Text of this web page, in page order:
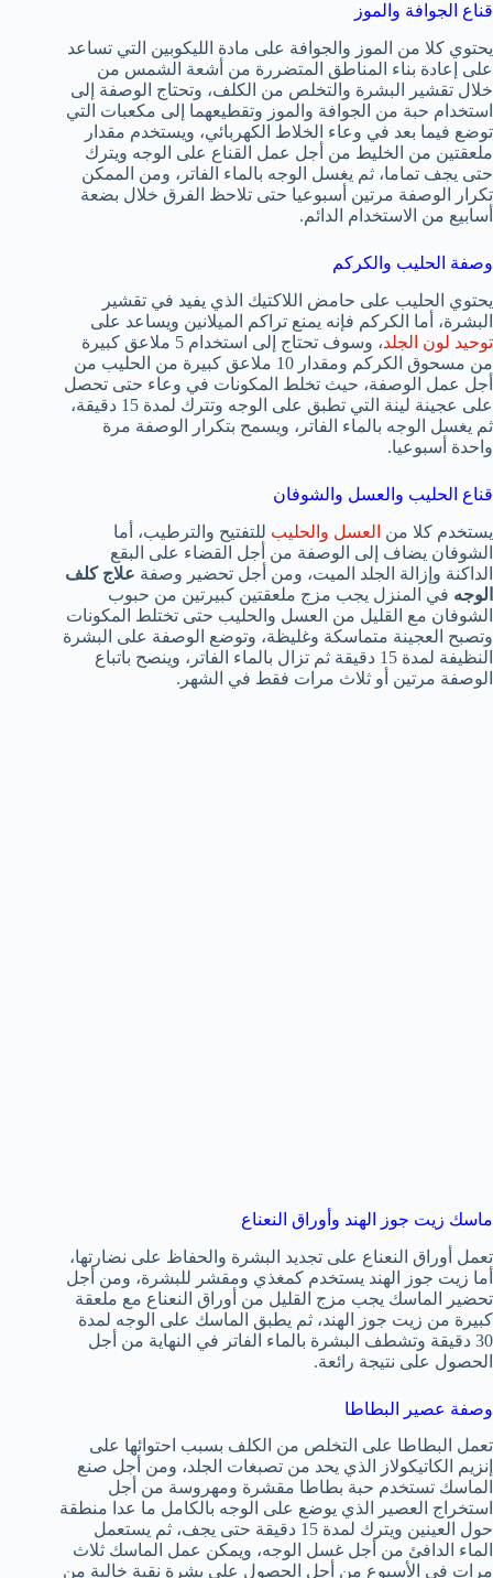
قناع الجوافة والموز
يحتوي كلا من الموز والجوافة على مادة الليكوبين التي تساعد
على إعادة بناء المناطق المتضررة من أشعة الشمس من
خلال تقشير البشرة والتخلص من الكلف، وتحتاج الوصفة إلى
استخدام حبة من الجوافة والموز وتقطيعهما إلى مكعبات التي
توضع فيما بعد في وعاء الخلاط الكهربائي، ويستخدم مقدار
ملعقتين من الخليط من أجل عمل القناع على الوجه ويترك
حتى يجف تماما، ثم يغسل الوجه بالماء الفاتر، ومن الممكن
تكرار الوصفة مرتين أسبوعيا حتى تلاحظ الفرق خلال بضعة
أسابيع من الاستخدام الدائم.
وصفة الحليب والكركم
يحتوي الحليب على حامض اللاكتيك الذي يفيد في تقشير
البشرة، أما الكركم فإنه يمنع تراكم الميلانين ويساعد على
توحيد لون الجلد
، وسوف تحتاج إلى استخدام 5 ملاعق كبيرة
من مسحوق الكركم ومقدار 10 ملاعق كبيرة من الحليب من
أجل عمل الوصفة، حيث تخلط المكونات في وعاء حتى تحصل
على عجينة لينة التي تطبق على الوجه وتترك لمدة 15 دقيقة،
ثم يغسل الوجه بالماء الفاتر، ويسمح بتكرار الوصفة مرة
واحدة أسبوعيا.
قناع الحليب والعسل والشوفان
يستخدم كلا من العسل والحليب للتفتيح والترطيب، أما
الشوفان يضاف إلى الوصفة من أجل القضاء على البقع
الداكنة وإزالة الجلد الميت، ومن أجل تحضير وصفة علاج كلف
الوجه في المنزل يجب مزج ملعقتين كبيرتين من حبوب
الشوفان مع القليل من العسل والحليب حتى تختلط المكونات
وتصبح العجينة متماسكة وغليظة، وتوضع الوصفة على البشرة
النظيفة لمدة 15 دقيقة ثم تزال بالماء الفاتر، وينصح باتباع
الوصفة مرتين أو ثلاث مرات فقط في الشهر.
ماسك زيت جوز الهند وأوراق النعناع
تعمل أوراق النعناع على تجديد البشرة والحفاظ على نضارتها،
أما زيت جوز الهند يستخدم كمغذي ومقشر للبشرة، ومن أجل
تحضير الماسك يجب مزج القليل من أوراق النعناع مع ملعقة
كبيرة من زيت جوز الهند، ثم يطبق الماسك على الوجه لمدة
30 دقيقة وتشطف البشرة بالماء الفاتر في النهاية من أجل
الحصول على نتيجة رائعة.
وصفة عصير البطاطا
تعمل البطاطا على التخلص من الكلف بسبب احتوائها على
إنزيم الكاتيكولاز الذي يحد من تصبغات الجلد، ومن أجل صنع
الماسك تستخدم حبة بطاطا مقشرة ومهروسة من أجل
استخراج العصير الذي يوضع على الوجه بالكامل ما عدا منطقة
حول العينين ويترك لمدة 15 دقيقة حتى يجف، ثم يستعمل
الماء الدافئ من أجل غسل الوجه، ويمكن عمل الماسك ثلاث
مرات في الأسبوع من أجل الحصول على بشرة نقية خالية من